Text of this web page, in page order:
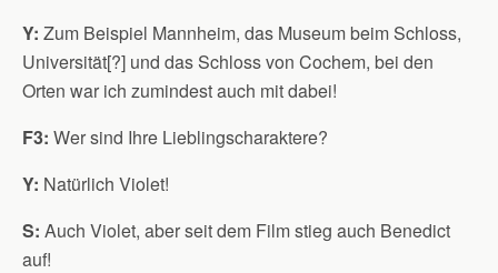
Y: Zum Beispiel Mannheim, das Museum beim Schloss,
Universität[?] und das Schloss von Cochem, bei den
Orten war ich zumindest auch mit dabei!
F3: Wer sind Ihre Lieblingscharaktere?
Y: Natürlich Violet!
S: Auch Violet, aber seit dem Film stieg auch Benedict
auf!